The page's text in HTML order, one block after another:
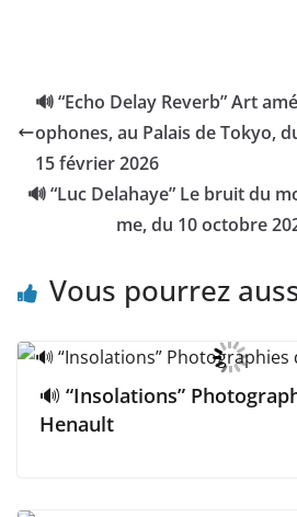
🔊 “Echo Delay Reverb” Art
ophones, au Palais de Tokyo,
15 février 2026
🔊 “Luc Delahaye” Le bruit du
me, du 10 octobre
Vous pourrez
🔊 “Insolations”
Henault